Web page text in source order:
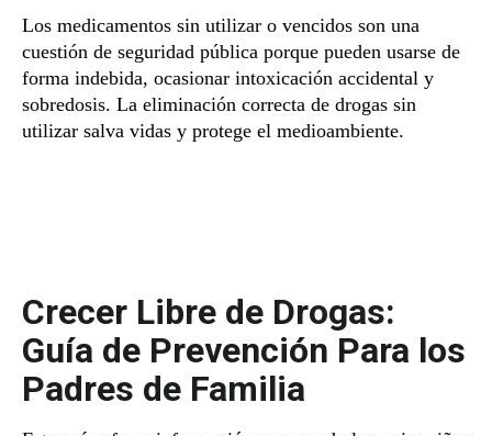
Los medicamentos sin utilizar o vencidos son una
cuestión de seguridad pública porque pueden usarse de
forma indebida, ocasionar intoxicación accidental y
sobredosis. La eliminación correcta de drogas sin
utilizar salva vidas y protege el medioambiente.
Crecer Libre de Drogas:
Guía de Prevención Para los
Padres de Familia